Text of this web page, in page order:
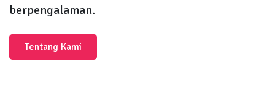
berpengalaman.
Tentang Kami